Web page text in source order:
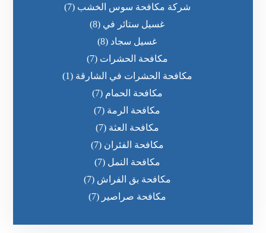
شركة مكافحة سوس الخشب (7)
غسيل ستائر في (8)
غسيل سجاد (8)
مكافحة الحشرات (7)
مكافحة الحشرات في الشارقة (1)
مكافحة الحمام (7)
مكافحة الرمة (7)
مكافحة العثة (7)
مكافحة الفئران (7)
مكافحة النمل (7)
مكافحة بق الفراش (7)
مكافحة صراصير (7)